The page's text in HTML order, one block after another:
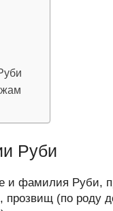
Руби
фамилия Руби,
прозвищ (по роду